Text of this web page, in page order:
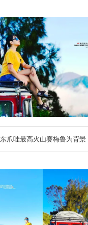
东爪哇最高火山赛梅鲁为背景